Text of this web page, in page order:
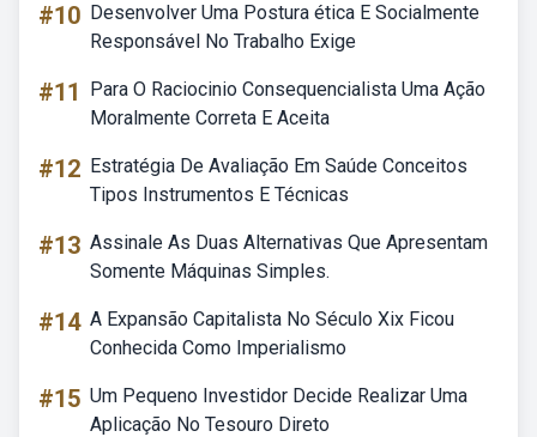
#10 Desenvolver Uma Postura ética E Socialmente
Responsável No Trabalho Exige
#11
Para O Raciocinio Consequencialista Uma Ação
Moralmente Correta E Aceita
#12 Estratégia De Avaliação Em Saúde Conceitos
Tipos Instrumentos E Técnicas
#13 Assinale As Duas Alternativas Que Apresentam
Somente Máquinas Simples.
#14 A Expansão Capitalista No Século Xix Ficou
Conhecida Como Imperialismo
#15 Um Pequeno Investidor Decide Realizar Uma
Aplicação No Tesouro Direto